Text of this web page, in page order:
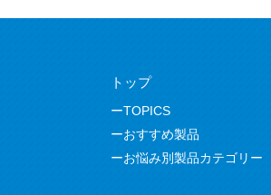
トップ
TOPICS
おすすめ製品
お悩み別製品カテゴリー